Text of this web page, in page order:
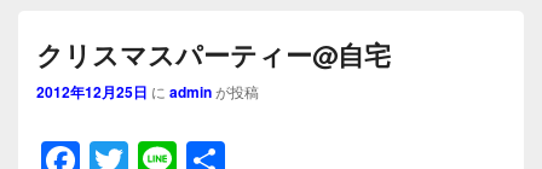
クリスマスパーティー@自宅
2012年12月25日 に adminが投稿